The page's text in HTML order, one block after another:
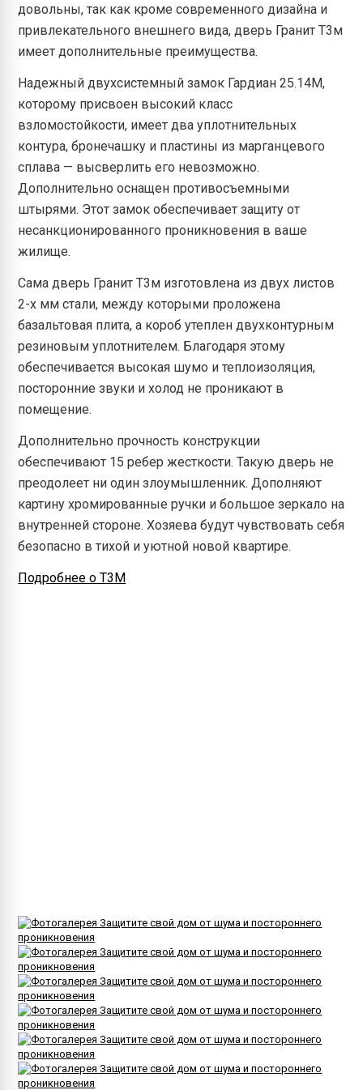
довольны, так как кроме современного дизайна и
привлекательного внешнего вида, дверь Гранит Т3м
имеет дополнительные преимущества.
Надежный двухсистемный замок Гардиан 25.14М,
которому присвоен высокий класс
взломостойкости, имеет два уплотнительных
контура, бронечашку и пластины из марганцевого
сплава — высверлить его невозможно.
Дополнительно оснащен противосъемными
штырями. Этот замок обеспечивает защиту от
несанкционированного проникновения в ваше
жилище.
Сама дверь Гранит Т3м изготовлена из двух листов
2-х мм стали, между которыми проложена
базальтовая плита, а короб утеплен двухконтурным
резиновым уплотнителем. Благодаря этому
обеспечивается высокая шумо и теплоизоляция,
посторонние звуки и холод не проникают в
помещение.
Дополнительно прочность конструкции
обеспечивают 15 ребер жесткости. Такую дверь не
преодолеет ни один злоумышленник. Дополняют
картину хромированные ручки и большое зеркало на
внутренней стороне. Хозяева будут чувствовать себя
безопасно в тихой и уютной новой квартире.
Подробнее о Т3М